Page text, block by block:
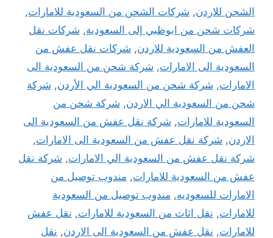
الشحن للاردن, شركات الشحن من السعودية للامارات,
شركات شحن من ابوظبي إلى السعودية, شركات نقل
العفش من السعودية للاردن, شركات نقل عفش من
السعودية الى الامارات, شركة شحن من السعودية الى
الامارات, شركة شحن من السعودية الي الأردن, شركة
شحن من السعودية الي الاردن, شركة شحن من
السعودية للامارات, شركة نقل عفش من السعودية الى
الاردن, شركة نقل عفش من السعودية الى الامارات,
شركة نقل عفش من السعودية الي الامارات, شركة نقل
عفش من السعودية للامارات, مندوب توصيل من
الامارات للسعوديه, مندوب توصيل من السعودية
للامارات, نقل اثاث من السعودية للامارات, نقل عفش
للامارات, نقل عفش من السعودية الى الاردن, نقل